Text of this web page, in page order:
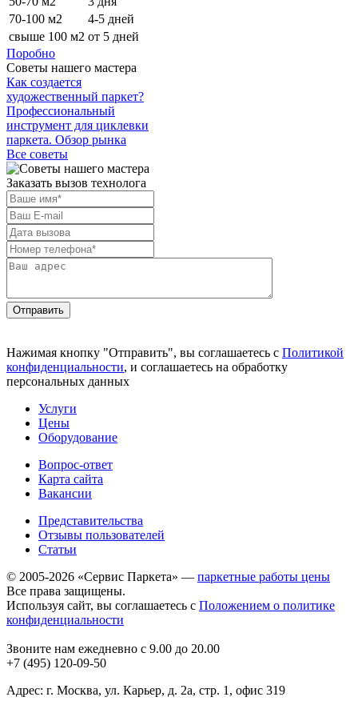
70-100 м2
4-5 дней
свыше 100 м2 от 5 дней
Поробно
Советы нашего мастера
Как создается
художественный паркет?
Профессиональный
инструмент для циклевки
паркета. Обзор рынка
Все советы
Заказать вызов технолога
Отправить
Нажимая кнопку "Отправить", вы соглашаетесь с Политикой
конфиденциальности, и соглашаетесь на обработку
персональных данных
Услуги
Цены
Оборудование
Вопрос-ответ
Карта сайта
Вакансии
Представительства
Отзывы пользователей
Статьи
© 2005-2026 «Сервис Паркета» — паркетные работы цены
Все права защищены.
Используя сайт, вы соглашаетесь с Положением о политике
конфиденциальности
Звоните нам ежедневно с 9.00 до 20.00
+7 (495) 120-09-50
Адрес: г. Москва, ул. Карьер, д. 2а, стр. 1, офис 319